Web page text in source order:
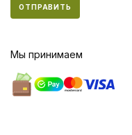
ОТПРАВИТЬ
Мы принимаем